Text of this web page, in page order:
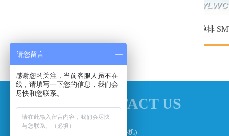
2.54mm排针连接器 单排 SMT
CONTACT US
电话： 18927476816 (微:YLW+手机)
请您留言
感谢您的关注，当前客服人员不在
线，请填写一下您的信息，我们会
尽快和您联系。